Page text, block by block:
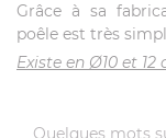
Grâce à sa
poêle est très
Existe en Ø10 et 12